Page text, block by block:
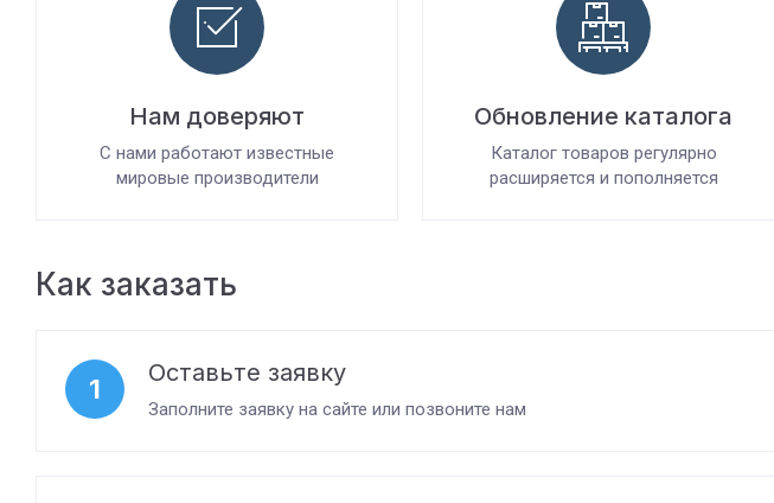
Нам доверяют
С нами работают известные
мировые производители
Обновление каталога
Каталог товаров регулярно
расширяется и пополняется
Как заказать
1
Оставьте заявку
Заполните заявку на сайте или позвоните нам